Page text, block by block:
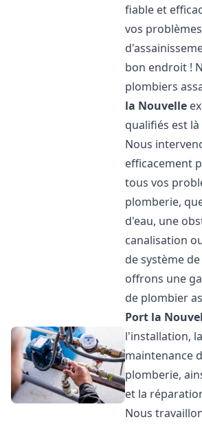
fiable et
vos
bon endroit !
plombiers
la Nouvelle
qualifiés est
Nous
efficacement
tous vos
plomberie,
d'eau, une
canalisation
de système
offrons une
de plombier
Port la
l'installation,
maintenance
plomberie,
et la
Nous